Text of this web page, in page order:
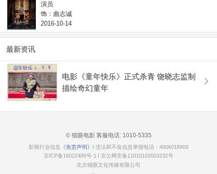
演员
饰：曲志诚
2016-10-14
最新资讯
电影《童年快乐》正式杀青 饶晓志监制
描绘奇幻童年
© 猫眼电影 客服电话:1010-5335
影视行业信息 《免责声明》
I 违法和不良信息举报电话：4006018900
京ICP备16022489号-1
京公网安备11010102003232号
北京猫眼文化传媒有限公司